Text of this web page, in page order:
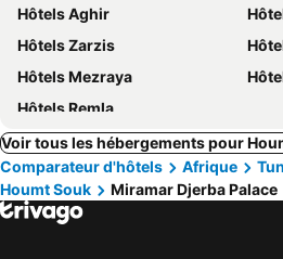
Hôtels Aghir
Hôtels Zarzis
Hôtels Mezraya
Hôtels Remla
Voir tous les hébergements pour
Comparateur d'hôtels
Afrique
Houmt Souk
Miramar Djerba Palace